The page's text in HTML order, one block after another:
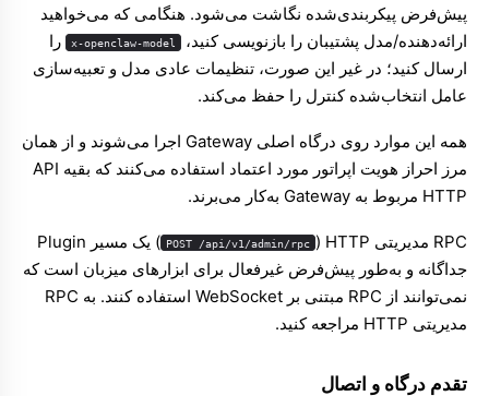
پیش‌فرض پیکربندی‌شده نگاشت می‌شود. هنگامی که می‌خواهید
ارائه‌دهنده/مدل پشتیبان را بازنویسی کنید،
x-openclaw-model را
ارسال کنید؛ در غیر این صورت، تنظیمات عادی مدل و تعبیه‌سازی
عامل انتخاب‌شده کنترل را حفظ می‌کند.
همه این موارد روی درگاه اصلی Gateway اجرا می‌شوند و از همان
مرز احراز هویت اپراتور مورد اعتماد استفاده می‌کنند که بقیه API
RPC مدیریتی HTTP ‏( POST /api/v1/admin/rpc
) یک مسیر Plugin
جداگانه و به‌طور پیش‌فرض غیرفعال برای ابزارهای میزبان است که
نمی‌توانند از RPC مبتنی بر WebSocket استفاده کنند. به
RPC
مدیریتی HTTP
مراجعه کنید.
تقدم درگاه و اتصال